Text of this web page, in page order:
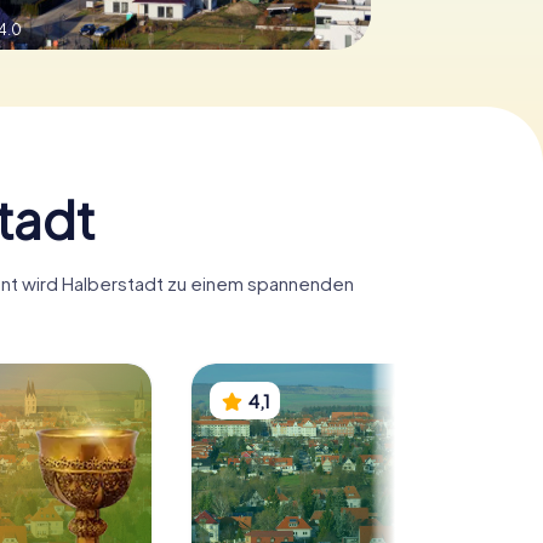
wird Halberstadt zu einem spannenden
4,1